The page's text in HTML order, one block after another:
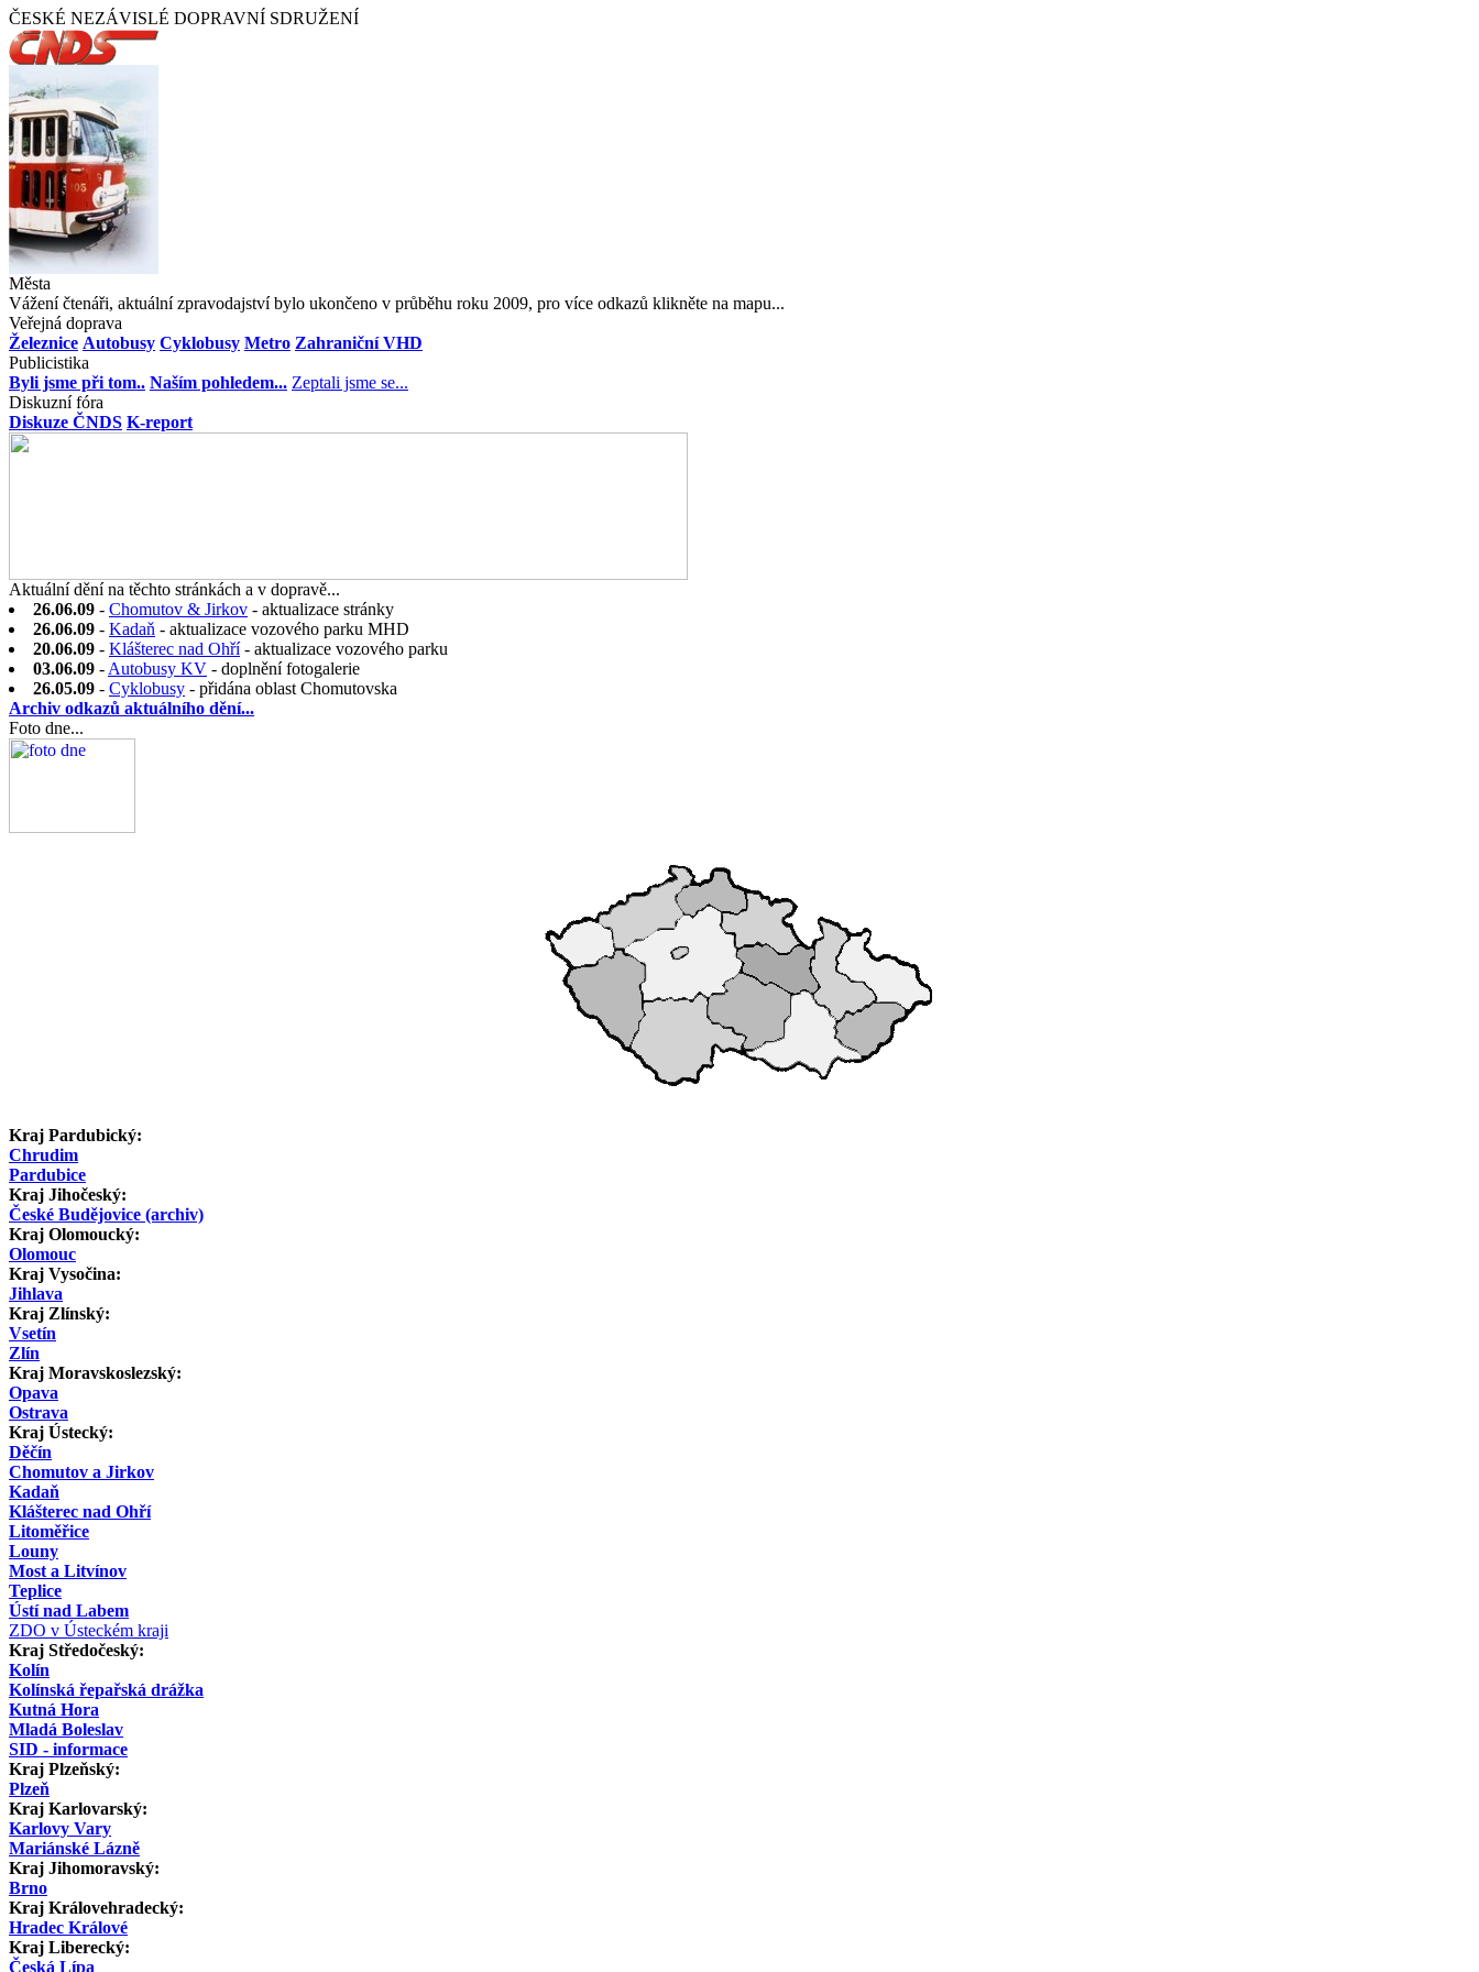
ČESKÉ NEZÁVISLÉ DOPRAVNÍ SDRUŽENÍ
Města
Vážení čtenáři, aktuální zpravodajství bylo ukončeno v průběhu roku 2009, pro více odkazů klikněte na mapu...
Veřejná doprava
Železnice Autobusy Cyklobusy Metro Zahraniční VHD
Publicistika
Byli jsme při tom.. Naším pohledem... Zeptali jsme se...
Diskuzní fóra
Diskuze ČNDS K-report
Aktuální dění na těchto stránkách a v dopravě...
26.06.09 - Chomutov & Jirkov - aktualizace stránky
26.06.09 - Kadaň - aktualizace vozového parku MHD
20.06.09 - Klášterec nad Ohří- aktualizace vozového parku
03.06.09 - Autobusy KV - doplnění fotogalerie
26.05.09 - Cyklobusy - přidána oblast Chomutovska
Archiv odkazů aktuálního dění...
Foto dne...
Kraj Pardubický:
Chrudim
Pardubice
Kraj Jihočeský:
České Budějovice (archiv)
Kraj Olomoucký:
Olomouc
Kraj Vysočina:
Jihlava
Kraj Zlínský:
Vsetín
Zlín
Kraj Moravskoslezský:
Opava
Ostrava
Kraj Ústecký:
Děčín
Chomutov a Jirkov
Kadaň
Klášterec nad Ohří
Litoměřice
Louny
Most a Litvínov
Teplice
Ústí nad Labem
ZDO v Ústeckém kraji
Kraj Středočeský:
Kolín
Kolínská řepařská drážka
Kutná Hora
Mladá Boleslav
SID - informace
Kraj Plzeňský:
Plzeň
Kraj Karlovarský:
Karlovy Vary
Mariánské Lázně
Kraj Jihomoravský:
Brno
Kraj Královehradecký:
Hradec Králové
Kraj Liberecký:
Česká Lípa